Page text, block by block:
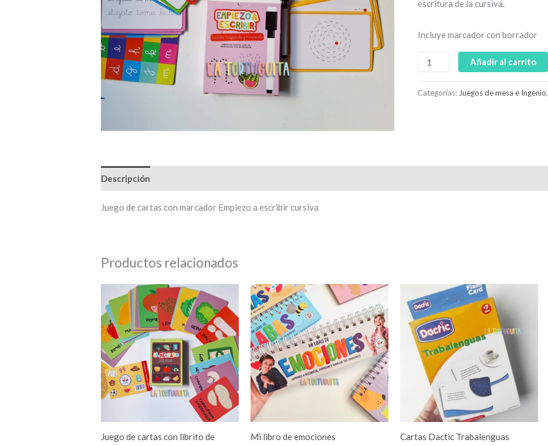
escritura de la cursiva.
Incluye marcador con borrador
Añadir al carrito
Categorías: Juegos de mesa e Ingenio,
Descripción
Juego de cartas con marcador Empiezo a escribir cursiva
Productos relacionados
Juego de cartas con librito de
Mi libro de emociones Cartas Dactic Trabalenguas